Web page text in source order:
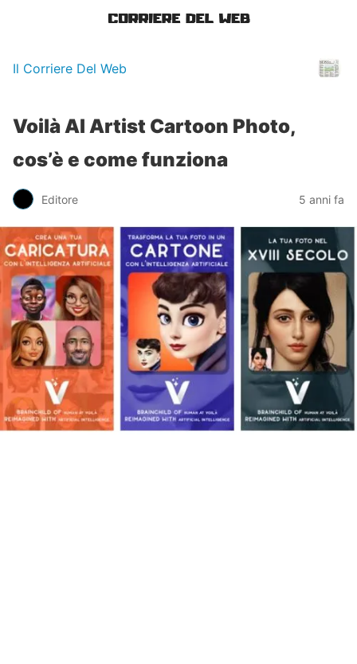
Il Corriere Del Web
Voilà Al Artist Cartoon Photo,
cos’è e come funziona
Editore 5 anni fa